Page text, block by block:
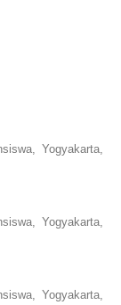
Yogyakarta,
Yogyakarta,
Yogyakarta,